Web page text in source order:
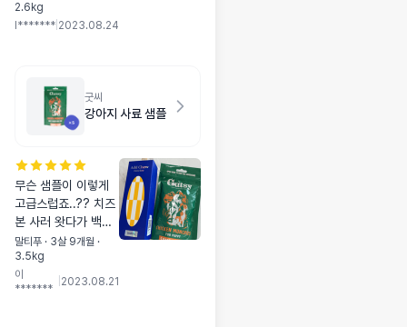
늘 아점으로 시작했
습니다 저녁에도 잘
습니다
2.6kg
l******* 2023.08.24
굿씨
강아지 사료 샘플
무슨 샘플이 이렇게
고급스럽죠..?? 치즈
본 사러 왓다가 백원
이라 사봣는뎅 짱잘
먹음!!!!! ><
말티푸 · 3살 9개월 ·
3.5kg
이
*******
2023.08.21